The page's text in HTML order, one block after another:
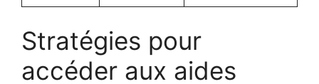
Stratégies pour
accéder aux aides